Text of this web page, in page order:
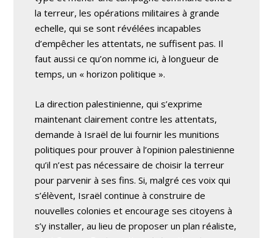
la terreur, les opérations militaires à grande
echelle, qui se sont révélées incapables
d’empêcher les attentats, ne suffisent pas. Il
faut aussi ce qu’on nomme ici, à longueur de
temps, un « horizon politique ».
La direction palestinienne, qui s’exprime
maintenant clairement contre les attentats,
demande à Israël de lui fournir les munitions
politiques pour prouver à l’opinion palestinienne
qu’il n’est pas nécessaire de choisir la terreur
pour parvenir à ses fins. Si, malgré ces voix qui
s’élèvent, Israël continue à construire de
nouvelles colonies et encourage ses citoyens à
s’y installer, au lieu de proposer un plan réaliste,